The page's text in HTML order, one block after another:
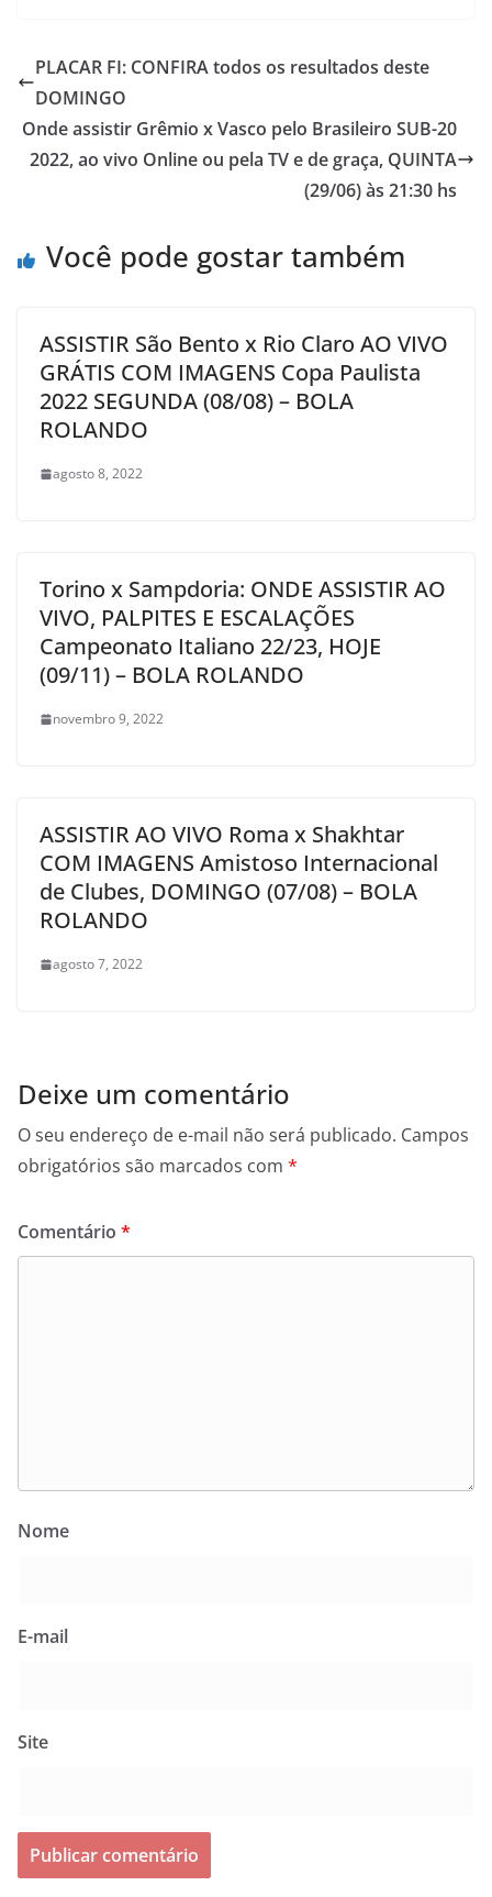
PLACAR FI: CONFIRA todos os resultados deste
DOMINGO
Onde assistir Grêmio x Vasco pelo Brasileiro SUB-20
2022, ao vivo Online ou pela TV e de graça, QUINTA
(29/06) às 21:30 hs
Você pode gostar também
ASSISTIR São Bento x Rio Claro AO VIVO
GRÁTIS COM IMAGENS Copa Paulista
2022 SEGUNDA (08/08) – BOLA
ROLANDO
agosto 8, 2022
Torino x Sampdoria: ONDE ASSISTIR AO
VIVO, PALPITES E ESCALAÇÕES
Campeonato Italiano 22/23, HOJE
(09/11) – BOLA ROLANDO
novembro 9, 2022
ASSISTIR AO VIVO Roma x Shakhtar
COM IMAGENS Amistoso Internacional
de Clubes, DOMINGO (07/08) – BOLA
ROLANDO
agosto 7, 2022
Deixe um comentário
O seu endereço de e-mail não será publicado. Campos
obrigatórios são marcados com *
Comentário *
Nome
E-mail
Site